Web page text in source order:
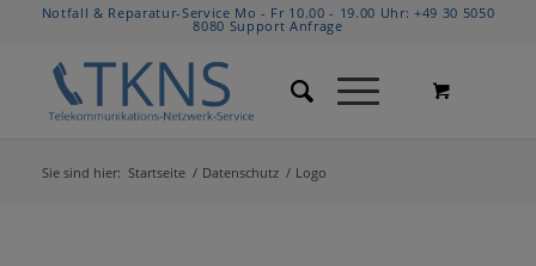
Notfall & Reparatur-Service Mo - Fr 10.00 - 19.00 Uhr:+49 30 5050
8080 Support Anfrage
Sie sind hier: Startseite / Datenschutz / Logo